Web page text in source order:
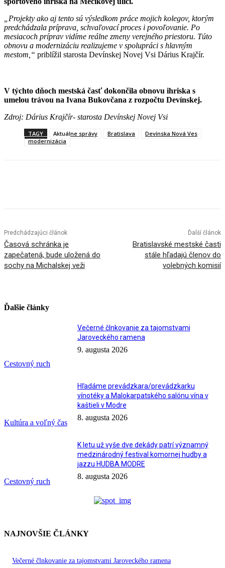
„Projekty ako aj tento sú výsledkom práce mojich kolegov, ktorým
predchádzala príprava, schvaľovací proces i povoľovanie. Po
mesiacoch príprav vidíme reálne zmeny verejného priestoru. Túto
obnovu a modernizáciu realizujeme v spolupráci s hlavným
mestom,“ priblížil starosta Devínskej Novej Vsi Dárius Krajčír.
V týchto dňoch mestská časť dokončila obnovu ihriska s
umelou trávou na Ivana Bukovčana z rozpočtu Devínskej.
Zdroj: Dárius Krajčír- starosta Devínskej Novej Vsi
TAGY Aktuálne správy Bratislava
Devínska Nová Ves
modernizácia
Predchádzajúci článok
Časová schránka je
zapečatená, bude uložená do
sochy na Michalskej veži
Ďalší článok
Bratislavské mestské časti
stále hľadajú členov do
volebných komisií
Ďalšie články
Cestovný ruch
Večerné člnkovanie za tajomstvami
Jaroveckého ramena
9. augusta 2026
Kultúra a voľný čas
Hľadáme prevádzkara/prevádzkarku
vínotéky a Malokarpatského salónu vína v
kaštieli v Modre
8. augusta 2026
Cestovný ruch
K letu už vyše dve dekády patrí významný
medzinárodný festival komornej hudby a
jazzu HUDBA MODRE
8. augusta 2026
NAJNOVŠIE ČLÁNKY
Večerné člnkovanie za tajomstvami Jaroveckého ramena